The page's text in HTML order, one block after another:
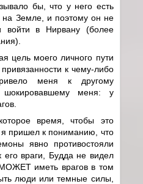
бы, что у него есть
на Земле, и поэтому он не
войти в Нирвану (более
цель моего личного пути
к чему-либо
меня к другому
шокировавшему меня: у
время, чтобы это
я пришел к пониманию, что
явно противостояли
его враги, Будда не видел
иметь врагов в том
люди или темные силы,